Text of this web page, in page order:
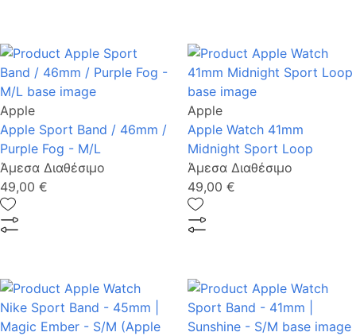
Apple
Apple Sport Band / 46mm /
Purple Fog - M/L
Άμεσα Διαθέσιμο
49,00 €
Apple
Apple Watch 41mm
Midnight Sport Loop
Άμεσα Διαθέσιμο
49,00 €